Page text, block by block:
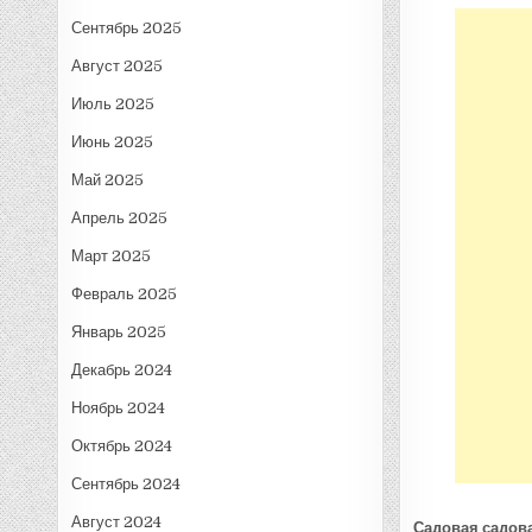
Сентябрь 2025
Август 2025
Июль 2025
Июнь 2025
Май 2025
Апрель 2025
Март 2025
Февраль 2025
Январь 2025
Декабрь 2024
Ноябрь 2024
Октябрь 2024
Сентябрь 2024
Август 2024 Садовая